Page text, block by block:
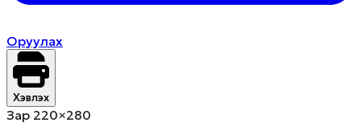
Оруулах
Хэвлэх
Зар 220×280